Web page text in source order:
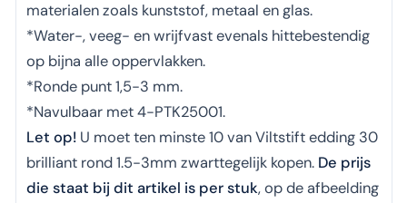
materialen zoals kunststof, metaal en glas.
*Water-, veeg- en wrijfvast evenals hittebestendig
op bijna alle oppervlakken.
*Ronde punt 1,5-3 mm.
*Navulbaar met 4-PTK25001.
Let op!U moet ten minste 10 van Viltstift edding 30
brilliant rond 1.5-3mm zwarttegelijk kopen. De prijs
die staat bij dit artikel is per stuk, op de afbeelding